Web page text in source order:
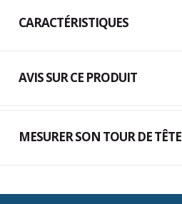
CARACTÉRISTIQUES
AVIS SUR CE PRODUIT
MESURER SON TOUR DE TÊTE